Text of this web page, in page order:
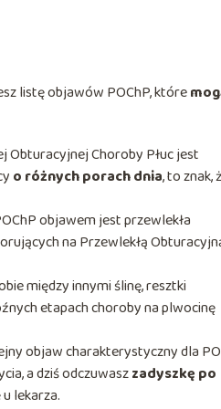
listę objawów POChP, które
Choroby Płuc jest
o różnych porach dnia, to znak,
objawem jest przewlekła
na Przewlekłą
między innymi ślinę, resztki
etapach choroby na plwocinę
objaw charakterystyczny dla
a dziś odczuwaszzadyszkę po
lekarza.